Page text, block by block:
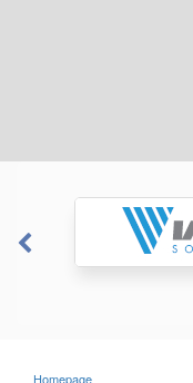
Homepage